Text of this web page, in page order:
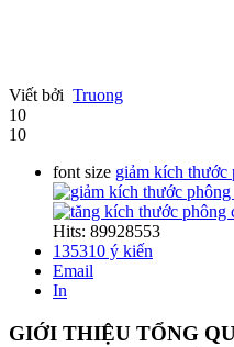
Viết bởi Truong
10
10
font size giảm kích thước
Hits: 89928553
135310 ý kiến
Email
In
GIỚI THIỆU TỔNG